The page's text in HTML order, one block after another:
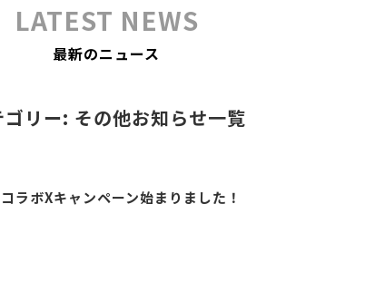
LATEST NEWS
最新のニュース
ゴリー: その他お知らせ一覧
ラボXキャンペーン始まりました！